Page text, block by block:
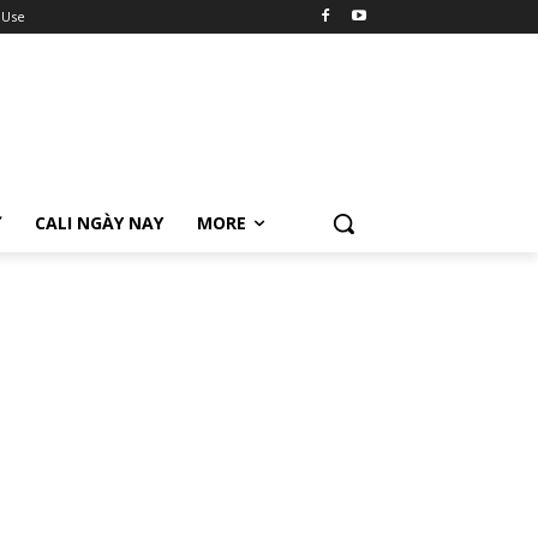
CALI NGÀY NAY MORE